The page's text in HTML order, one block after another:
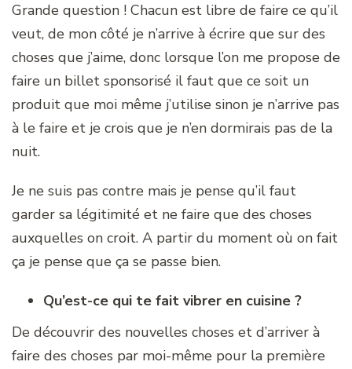
Grande question ! Chacun est libre de faire ce qu’il
veut, de mon côté je n’arrive à écrire que sur des
choses que j’aime, donc lorsque l’on me propose de
faire un billet sponsorisé il faut que ce soit un
produit que moi même j’utilise sinon je n’arrive pas
à le faire et je crois que je n’en dormirais pas de la
nuit.
Je ne suis pas contre mais je pense qu’il faut
garder sa légitimité et ne faire que des choses
auxquelles on croit. A partir du moment où on fait
ça je pense que ça se passe bien.
Qu’est-ce qui te fait vibrer en cuisine ?
De découvrir des nouvelles choses et d’arriver à
faire des choses par moi-même pour la première